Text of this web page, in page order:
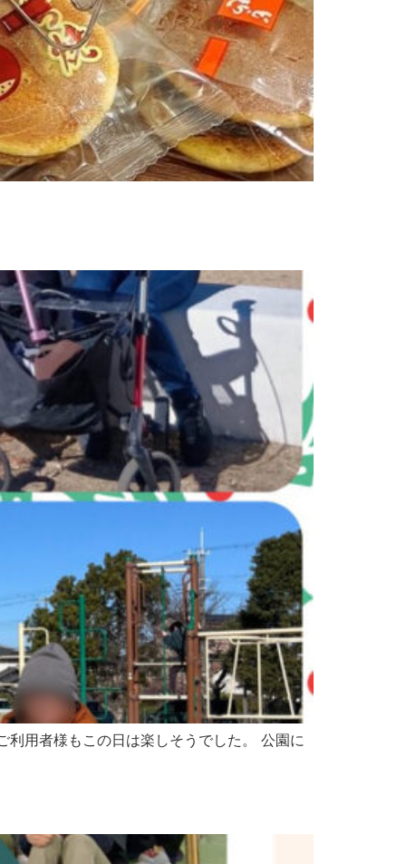
用者様もこの日は楽しそうでした。 公園に